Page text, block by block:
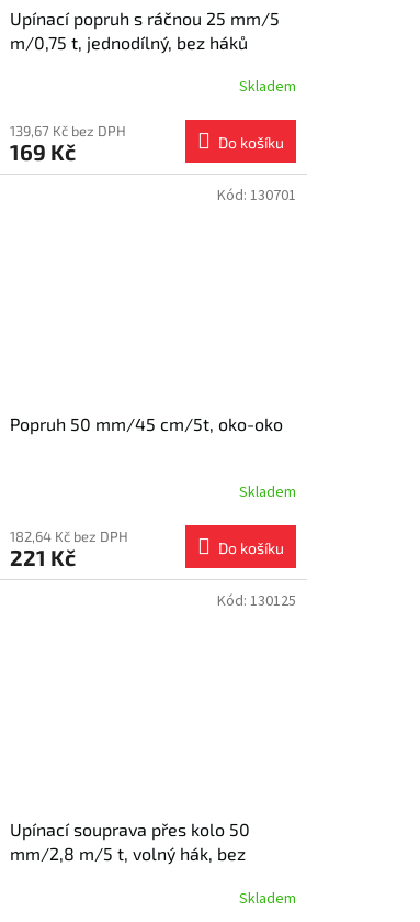
Upínací popruh s ráčnou 25 mm/5
m/0,75 t, jednodílný, bez háků
Skladem
139,67 Kč bez DPH
169 Kč Do košíku
Popruh 50 mm/45 cm/5t, oko-oko
Skladem
182,64 Kč bez DPH
221 Kč Do košíku
Kód: 130701
Upínací souprava přes kolo 50
mm/2,8 m/5 t, volný hák, bez
Skladem
Kód: 130125